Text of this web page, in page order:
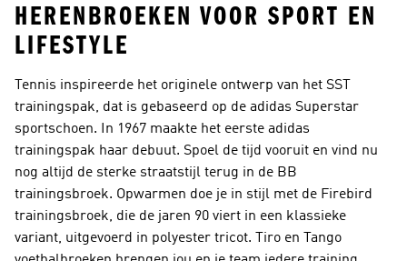
HERENBROEKEN VOOR SPORT EN
LIFESTYLE
Tennis inspireerde het originele ontwerp van het SST
trainingspak, dat is gebaseerd op de adidas Superstar
sportschoen. In 1967 maakte het eerste adidas
trainingspak haar debuut. Spoel de tijd vooruit en vind nu
nog altijd de sterke straatstijl terug in de BB
trainingsbroek. Opwarmen doe je in stijl met de Firebird
trainingsbroek, die de jaren 90 viert in een klassieke
variant, uitgevoerd in polyester tricot. Tiro en Tango